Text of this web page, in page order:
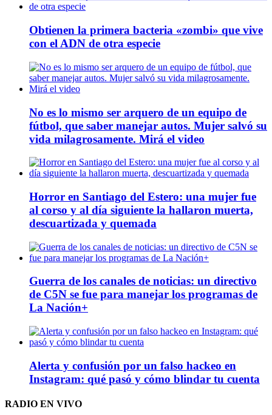
Obtienen la primera bacteria «zombi» que vive
con el ADN de otra especie
No es lo mismo ser arquero de un equipo de
fútbol, que saber manejar autos. Mujer salvó su
vida milagrosamente. Mirá el video
Horror en Santiago del Estero: una mujer fue
al corso y al día siguiente la hallaron muerta,
descuartizada y quemada
Guerra de los canales de noticias: un directivo
de C5N se fue para manejar los programas de
La Nación+
Alerta y confusión por un falso hackeo en
Instagram: qué pasó y cómo blindar tu cuenta
RADIO EN VIVO